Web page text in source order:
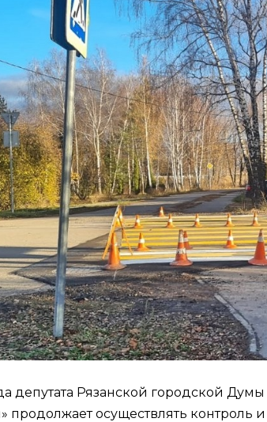
депутата Рязанской городской
продолжает осуществлять контроль